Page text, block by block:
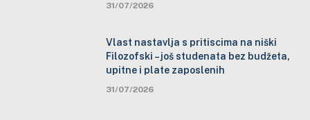
31/07/2026
Vlast nastavlja s pritiscima na niški
Filozofski – još studenata bez budžeta,
upitne i plate zaposlenih
31/07/2026